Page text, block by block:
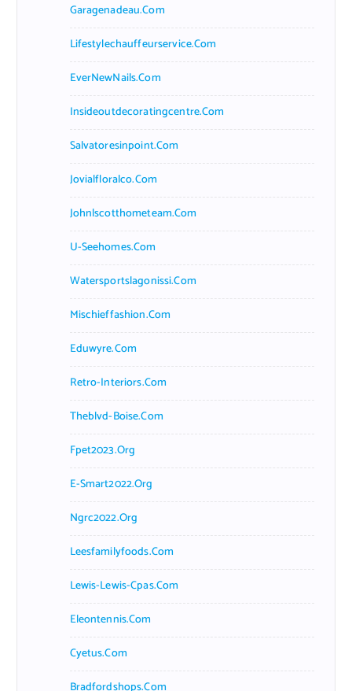
Garagenadeau.com
Lifestylechauffeurservice.com
EverNewNails.com
Insideoutdecoratingcentre.com
Salvatoresinpoint.com
Jovialfloralco.com
Johnlscotthometeam.com
U-Seehomes.com
Watersportslagonissi.com
Mischieffashion.com
Eduwyre.com
Retro-Interiors.com
Theblvd-Boise.com
Fpet2023.org
E-Smart2022.org
Ngrc2022.org
Leesfamilyfoods.com
Lewis-Lewis-Cpas.com
Eleontennis.com
Cyetus.com
Bradfordshops.com